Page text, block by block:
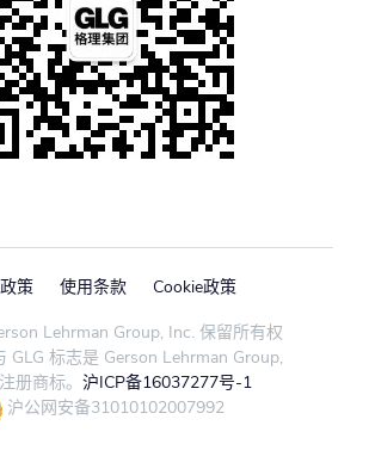
策 使用条款
Cookie政策
Lehrman Group, Inc. 保留所有权
GLG 标志是 Gerson Lehrman Group,
册商标。 沪ICP备16037277号-1
沪公网安备31010102007992